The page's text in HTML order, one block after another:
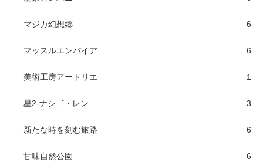
マジカ幻想郷 6
マッスルエンパイア 6
美術工房アートリエ 1
星2-ナシゴ・レン 3
新たな時を刻む旅路 6
甘味自然公園 6